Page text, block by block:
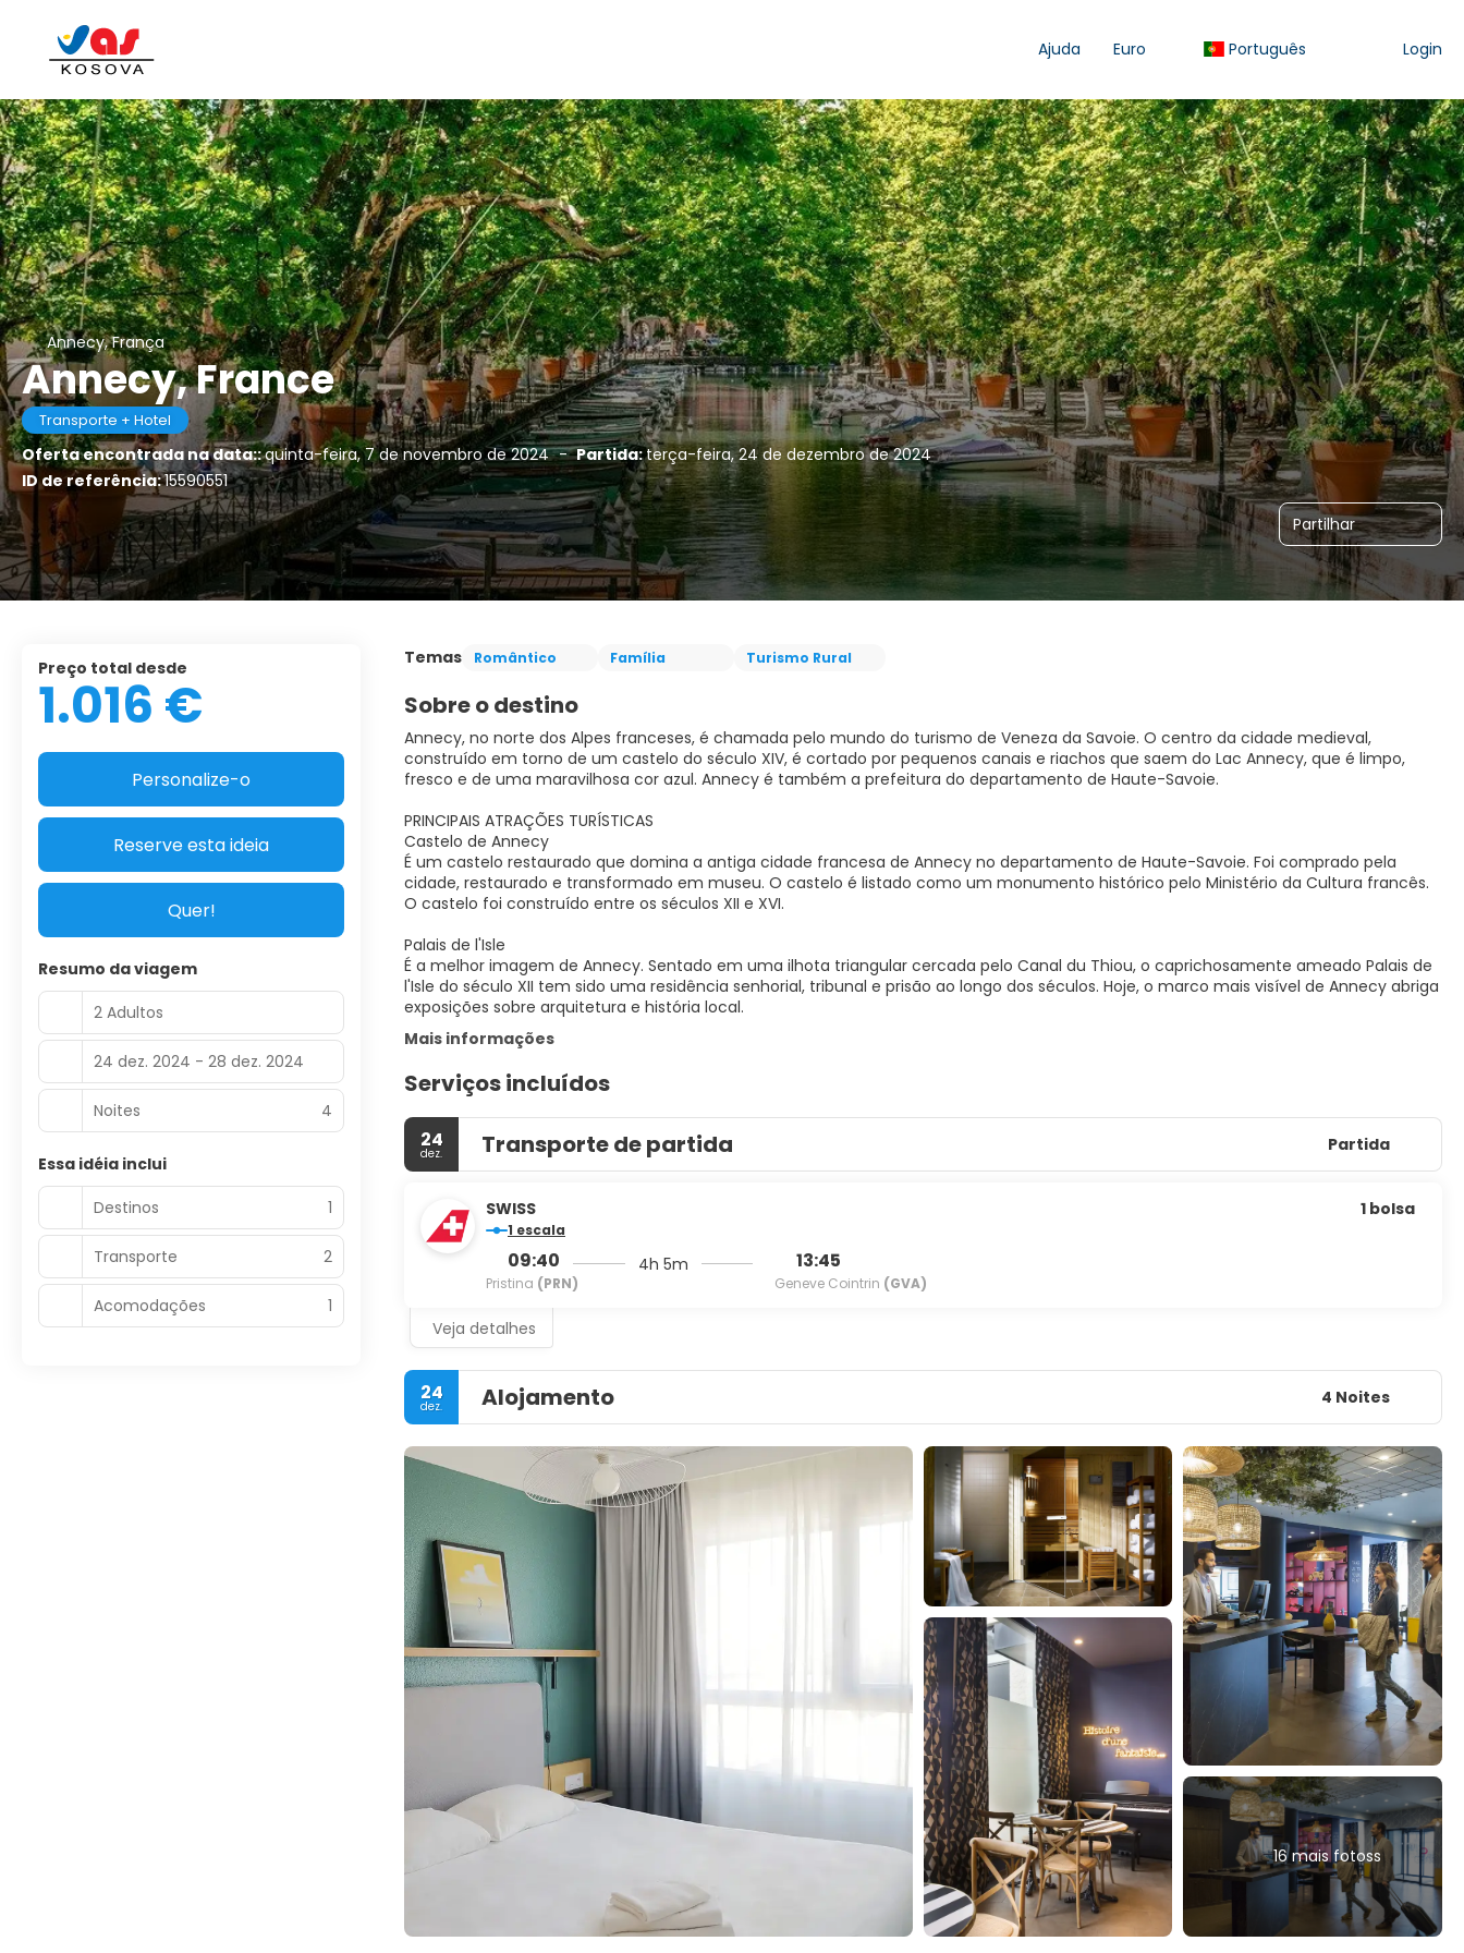
Ajuda Euro Português Login
Annecy, França
Annecy, France
Transporte + Hotel
Oferta encontrada na data::quinta-feira, 7 de novembro de 2024 - Partida:terça-feira, 24 de dezembro de 2024
ID de referência:15590551
Partilhar
Temas Romântico Família Turismo Rural
Sobre o destino
Annecy, no norte dos Alpes franceses, é chamada pelo mundo do turismo de Veneza da Savoie. O centro da cidade medieval,
construído em torno de um castelo do século XIV, é cortado por pequenos canais e riachos que saem do Lac Annecy, que é limpo,
fresco e de uma maravilhosa cor azul. Annecy é também a prefeitura do departamento de Haute-Savoie.
PRINCIPAIS ATRAÇÕES TURÍSTICAS
Castelo de Annecy
É um castelo restaurado que domina a antiga cidade francesa de Annecy no departamento de Haute-Savoie. Foi comprado pela
cidade, restaurado e transformado em museu. O castelo é listado como um monumento histórico pelo Ministério da Cultura francês.
O castelo foi construído entre os séculos XII e XVI.
Palais de l'Isle
É a melhor imagem de Annecy. Sentado em uma ilhota triangular cercada pelo Canal du Thiou, o caprichosamente ameado Palais de
l'Isle do século XII tem sido uma residência senhorial, tribunal e prisão ao longo dos séculos. Hoje, o marco mais visível de Annecy abriga
exposições sobre arquitetura e história local.
Mais informações
Serviços incluídos
24
dez. Transporte de partida Partida
SWISS
1 escala
09:40
Pristina (PRN)
4h 5m 13:45
Geneve Cointrin (GVA)
1 bolsa
Veja detalhes
24
dez. Alojamento 4 Noites
16 mais fotoss
Preço total desde
1.016 €
Personalize-o
Reserve esta ideia
Quer!
Resumo da viagem
2 Adultos
24 dez. 2024 - 28 dez. 2024
Noites 4
Essa idéia inclui
Destinos
1
Transporte 2
Acomodações 1